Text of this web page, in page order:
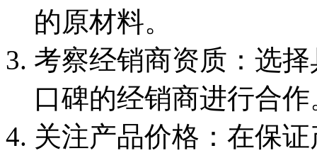
的原材料。
考察经销商资质‌：选
口碑的经销商进行合作
关注产品价格‌：在保